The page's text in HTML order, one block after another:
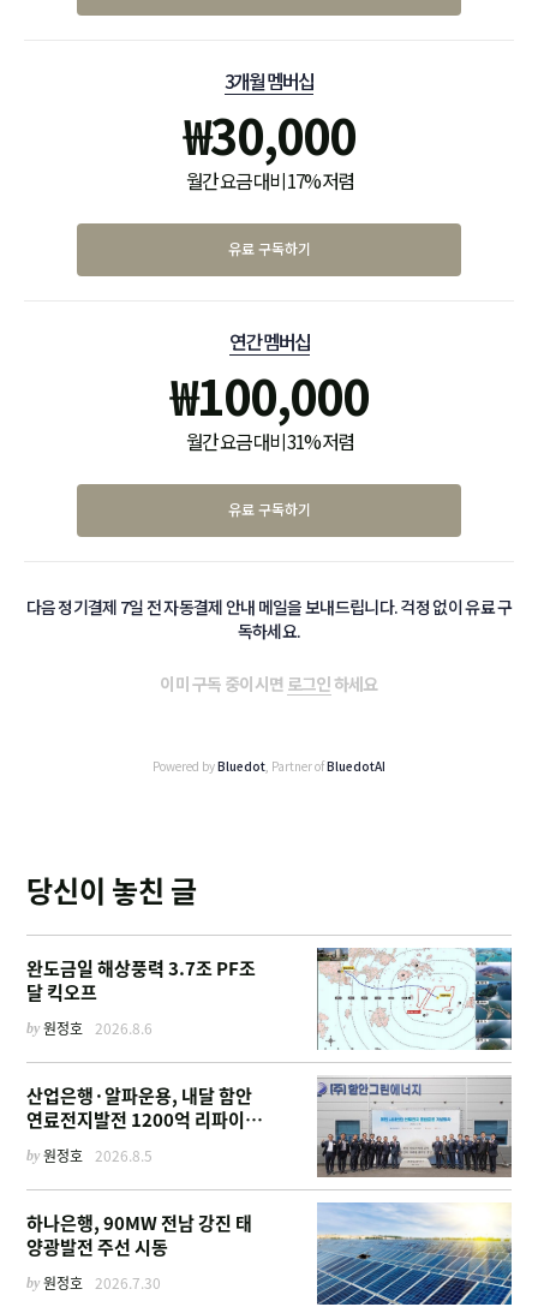
3개월 멤버십
₩30,000
월간 요금 대비 17% 저렴
유료 구독하기
연간 멤버십
₩100,000
월간 요금 대비 31% 저렴
유료 구독하기
다음 정기결제 7일 전 자동결제 안내 메일을 보내드립니다. 걱정 없이 유료 구
독하세요.
이미 구독 중이시면 로그인하세요
Powered byBluedot, Partner ofBluedotAI
당신이 놓친 글
완도금일 해상풍력 3.7조 PF조
달 킥오프
by원정호 2026.8.6
산업은행·알파운용, 내달 함안
연료전지발전 1200억 리파이낸
싱 주선
by원정호 2026.8.5
하나은행, 90MW 전남 강진 태
양광발전 주선 시동
by원정호 2026.7.30